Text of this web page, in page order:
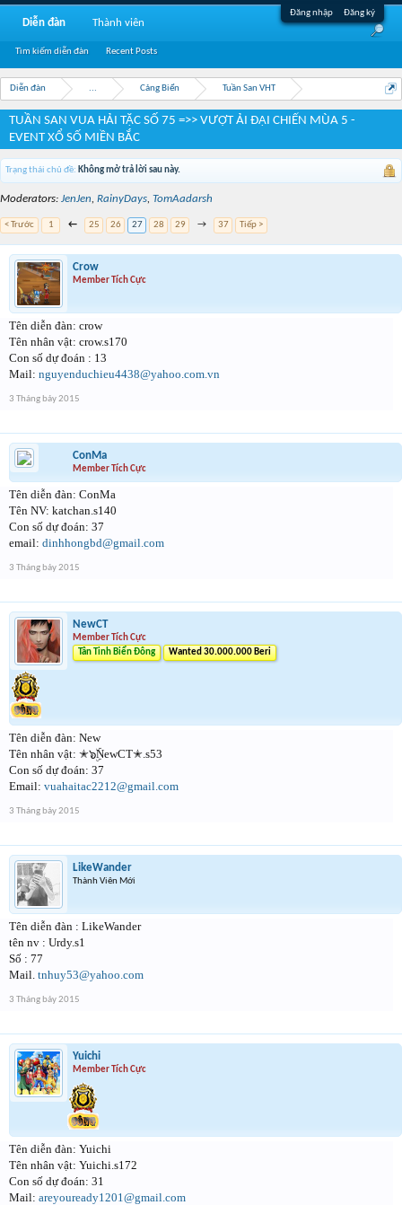
Đăng nhập Đăng ký
Diễn đàn ... Cảng Biển Tuần San VHT
TUẦN SAN VUA HẢI TẶC SỐ 75 =>> VƯỢT ẢI ĐẠI CHIẾN MÙA 5 -
EVENT XỔ SỐ MIỀN BẮC
Trạng thái chủ đề: Không mở trả lời sau này.
Moderators: JenJen, RainyDays, TomAadarsh
< Trước 1 ← 25 26 27 28 29 → 37 Tiếp >
Crow
Member Tích Cực
Tên diễn đàn: crow
Tên nhân vật: crow.s170
Con số dự đoán : 13
Mail: nguyenduchieu4438@yahoo.com.vn
3 Tháng bảy 2015
ConMa
Member Tích Cực
Tên diễn đàn: ConMa
Tên NV: katchan.s140
Con số dự đoán: 37
email: dinhhongbd@gmail.com
3 Tháng bảy 2015
NewCT
Member Tích Cực
Tân Tinh Biển Đông
Wanted 30.000.000 Beri
Tên diễn đàn: New
Tên nhân vật: ✭๖ۣۜNewCT✭.s53
Con số dự đoán: 37
Email: vuahaitac2212@gmail.com
3 Tháng bảy 2015
LikeWander
Thành Viên Mới
Tên diễn đàn : LikeWander
tên nv : Urdy.s1
Số : 77
Mail. tnhuy53@yahoo.com
3 Tháng bảy 2015
Yuichi
Member Tích Cực
Tên diễn đàn: Yuichi
Tên nhân vật: Yuichi.s172
Con số dự đoán: 31
Mail: areyouready1201@gmail.com
Diễn đàn
Tìm kiếm diễn đàn Recent Posts
Thành viên